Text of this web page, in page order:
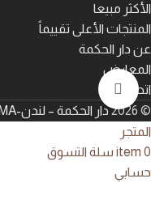
الأكثر مبيعا
المنتجات الأعلى تقييماً
عن دار الحكمة
المعارض
اتصل بنا
© 2026 دار الحكمة – لندن-DAR AL-HIKMA
المتجر
0
item سلة التسوق
حسابي